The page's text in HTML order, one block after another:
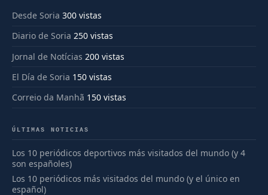
Desde Soria 300 vistas
Diario de Soria 250 vistas
Jornal de Notícias 200 vistas
El Día de Soria 150 vistas
Correio da Manhã 150 vistas
ÚLTIMAS NOTICIAS
Los 10 periódicos deportivos más visitados del mundo (y 4
son españoles)
Los 10 periódicos más visitados del mundo (y el único en
español)